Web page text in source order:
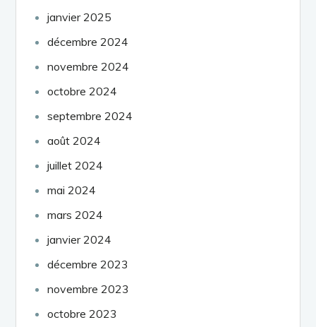
janvier 2025
décembre 2024
novembre 2024
octobre 2024
septembre 2024
août 2024
juillet 2024
mai 2024
mars 2024
janvier 2024
décembre 2023
novembre 2023
octobre 2023